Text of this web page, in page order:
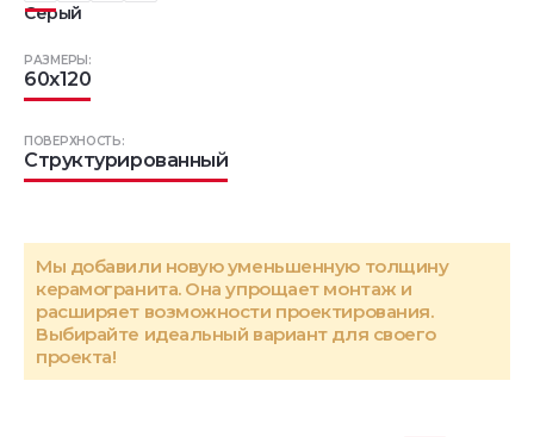
Серый
РАЗМЕРЫ:
60x120
ПОВЕРХНОСТЬ:
Структурированный
Мы добавили новую уменьшенную толщину
керамогранита. Она упрощает монтаж и
расширяет возможности проектирования.
Выбирайте идеальный вариант для своего
проекта!